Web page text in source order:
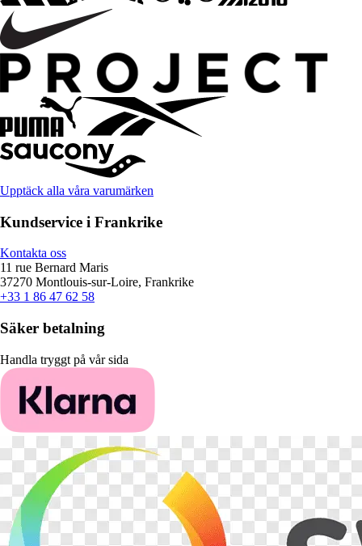
Upptäck alla våra varumärken
Kundservice i Frankrike
Kontakta oss
11 rue Bernard Maris
37270 Montlouis-sur-Loire, Frankrike
+33 1 86 47 62 58
Säker betalning
Handla tryggt på vår sida